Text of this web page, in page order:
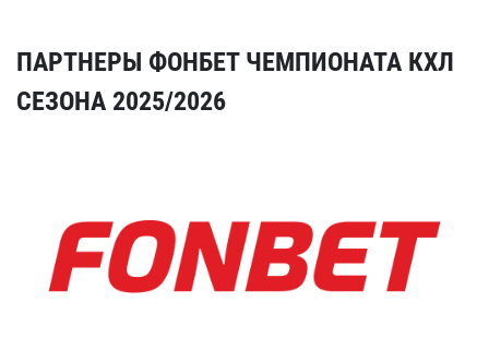
ПАРТНЕРЫ ФОНБЕТ ЧЕМПИОНАТА КХЛ
СЕЗОНА 2025/2026